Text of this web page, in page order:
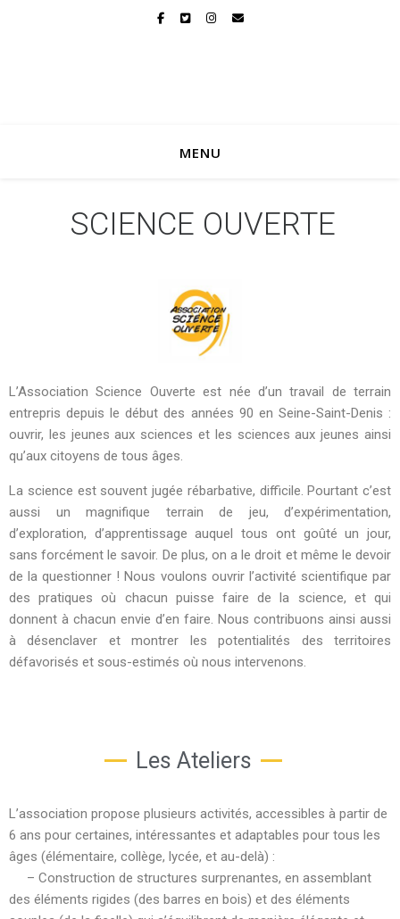
MENU
SCIENCE OUVERTE
L’Association Science Ouverte est née d’un travail de terrain
entrepris depuis le début des années 90 en Seine-Saint-Denis :
ouvrir, les jeunes aux sciences et les sciences aux jeunes ainsi
qu’aux citoyens de tous âges.
La science est souvent jugée rébarbative, difficile. Pourtant c’est
aussi un magnifique terrain de jeu, d’expérimentation,
d’exploration, d’apprentissage auquel tous ont goûté un jour,
sans forcément le savoir. De plus, on a le droit et même le devoir
de la questionner ! Nous voulons ouvrir l’activité scientifique par
des pratiques où chacun puisse faire de la science, et qui
donnent à chacun envie d’en faire. Nous contribuons ainsi aussi
à désenclaver et montrer les potentialités des territoires
défavorisés et sous-estimés où nous intervenons.
Les Ateliers
L’association propose plusieurs activités, accessibles à partir de
6 ans pour certaines, intéressantes et adaptables pour tous les
âges (élémentaire, collège, lycée, et au-delà) :
– Construction de structures surprenantes, en assemblant
des éléments rigides (des barres en bois) et des éléments